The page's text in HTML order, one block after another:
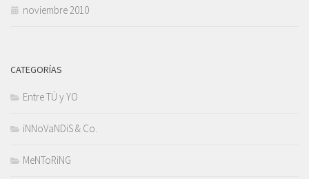
noviembre 2010
CATEGORÍAS
Entre TÚ y YO
iNNoVaNDiS & Co.
MeNToRiNG